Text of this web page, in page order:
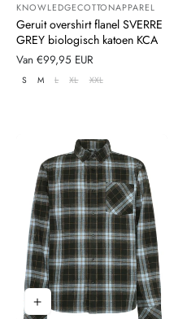
Leverancier:
KNOWLEDGECOTTONAPPAREL
Geruit overshirt flanel SVERRE
GREY biologisch katoen KCA
Normale
prijs
Van €99,95 EUR
S M L XL XXL